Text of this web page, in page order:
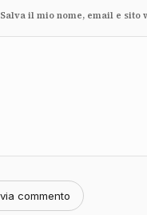
Salva il mio nome, email e sito